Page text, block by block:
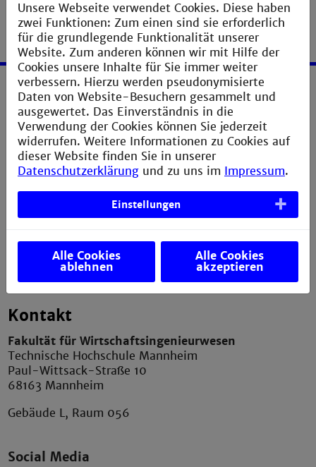
Service
Impressum
Erklärung zur Barrierefreiheit
Datenschutzerklärung
Verbesserungsvorschlag melden
Kontakt
Fakultät für Wirtschaftsingenieurwesen
Technische Hochschule Mannheim
Paul-Wittsack-Straße 10
68163 Mannheim
Gebäude L, Raum 056
Social Media
Unsere Webseite verwendet Cookies. Diese haben
zwei Funktionen: Zum einen sind sie erforderlich
für die grundlegende Funktionalität unserer
Website. Zum anderen können wir mit Hilfe der
Cookies unsere Inhalte für Sie immer weiter
verbessern. Hierzu werden pseudonymisierte
Daten von Website-Besuchern gesammelt und
ausgewertet. Das Einverständnis in die
Verwendung der Cookies können Sie jederzeit
widerrufen. Weitere Informationen zu Cookies auf
dieser Website finden Sie in unserer
Datenschutzerklärung und zu uns im Impressum.
Einstellungen
Alle Cookies
ablehnen
Alle Cookies
akzeptieren